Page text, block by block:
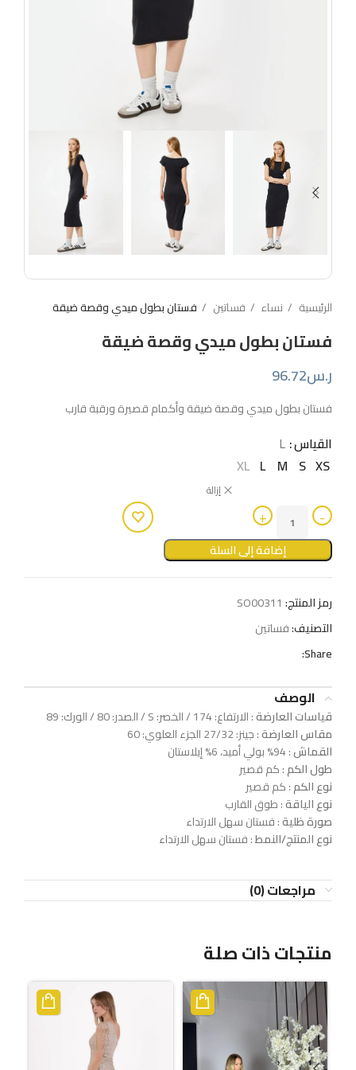
الرئيسية نساء فساتين فستان بطول ميدي وقصة ضيقة
فستان بطول ميدي وقصة ضيقة
ر.س96.72
فستان بطول ميدي وقصة ضيقة وأكمام قصيرة ورقبة قارب
القياس L
XS
S
M
L
XL
إزالة
إضافة إلى السلة
رمز المنتج: SO00311
التصنيف:فساتين
Share:
الوصف
قياسات العارضة: الارتفاع: 174 / الخصر: S / الصدر: 80 / الورك: 89
مقاس العارضة: جينز: 27/32 الجزء العلوي: 60
القماش: 94% بولي أميد، 6% إيلاستان
طول الكم: كم قصير
نوع الكم: كم قصير
نوع الياقة: طوق القارب
صورة ظلية: فستان سهل الارتداء
نوع المنتج/النمط: فستان سهل الارتداء
مراجعات (0)
منتجات ذات صلة